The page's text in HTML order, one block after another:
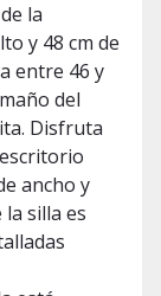
la
y 48 cm de
entre 46 y
del
Disfruta
ancho y
silla es